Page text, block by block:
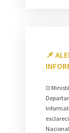
📌
O